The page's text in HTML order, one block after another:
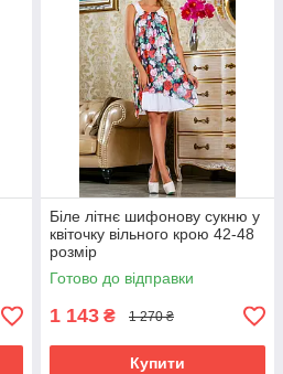
Біле літнє шифонову сукню у
квіточку вільного крою 42-48
розмір
Готово до відправки
1 143 ₴ 1 270 ₴
Купити